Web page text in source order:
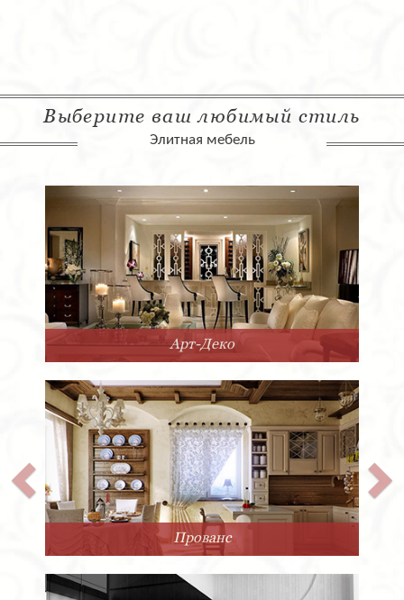
Выберите ваш любимый стиль
Элитная мебель
Арт-Деко
Прованс